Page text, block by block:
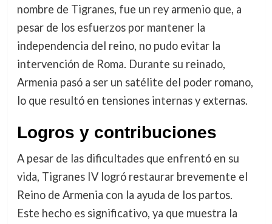
nombre de Tigranes, fue un rey armenio que, a
pesar de los esfuerzos por mantener la
independencia del reino, no pudo evitar la
intervención de Roma. Durante su reinado,
Armenia pasó a ser un satélite del poder romano,
lo que resultó en tensiones internas y externas.
Logros y contribuciones
A pesar de las dificultades que enfrentó en su
vida, Tigranes IV logró restaurar brevemente el
Reino de Armenia con la ayuda de los partos.
Este hecho es significativo, ya que muestra la